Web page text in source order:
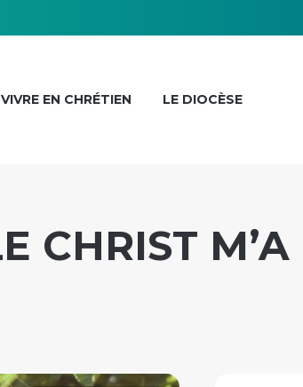
VIVRE EN CHRÉTIEN LE DIOCÈSE
CHRIST